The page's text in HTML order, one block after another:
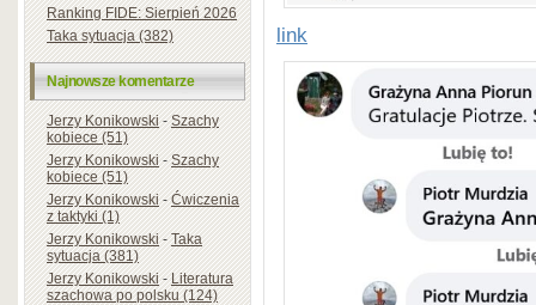
Ranking FIDE: Sierpień 2026
Taka sytuacja (382)
Najnowsze komentarze
Jerzy Konikowski-Szachy
kobiece (51)
Jerzy Konikowski-Szachy
kobiece (51)
Jerzy Konikowski-Ćwiczenia
z taktyki (1)
Jerzy Konikowski-Taka
sytuacja (381)
Jerzy Konikowski-Literatura
szachowa po polsku (124)
link